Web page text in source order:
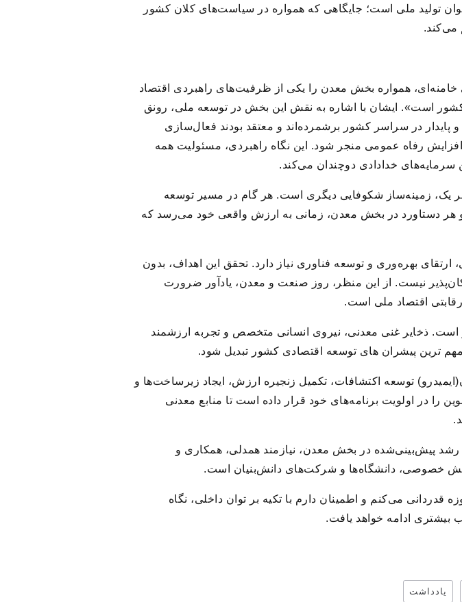
تولید ملی است؛ جایگاهی که همواره در سیاست‌های کلان کشور
می‌کند.
همواره بخش معدن را یکی از ظرفیت‌های راهبردی اقتصاد
است». ایشان با اشاره به نقش این بخش در توسعه ملی، رونق
پایدار در سراسر کشور برشمرده‌اند و معتقد بودند فعال‌سازی
رفاه عمومی منجر شود. این نگاه راهبردی، مسئولیت همه
خدادادی دوچندان می‌کند.
یک، زمینه‌ساز شکوفایی دیگری است. هر گام در مسیر توسعه
و هر دستاورد در بخش معدن، زمانی به ارزش واقعی خود می‌رسد که
ارتقای بهره‌وری و توسعه فناوری نیاز دارد. تحقق این اهداف، بدون
نیست. از این منظر، روز صنعت و معدن، یادآور ضرورت
رقابتی اقتصاد ملی است.
ذخایر غنی معدنی، نیروی انسانی متخصص و تجربه ارزشمند
ترین پیشران ‌های توسعه اقتصادی کشور تبدیل شود.
توسعه اکتشافات، تکمیل زنجیره ارزش، ایجاد زیرساخت‌ها و
را در اولویت برنامه‌های خود قرار داده است تا منابع معدنی
رشد پیش‌بینی‌شده در بخش معدن، نیازمند همدلی، همکاری و
خصوصی، دانشگاه‌ها و شرکت‌های دانش‌بنیان است.
می‌کنم و اطمینان دارم با تکیه بر توان داخلی، نگاه
بیشتری ادامه خواهد یافت.
یادداشت